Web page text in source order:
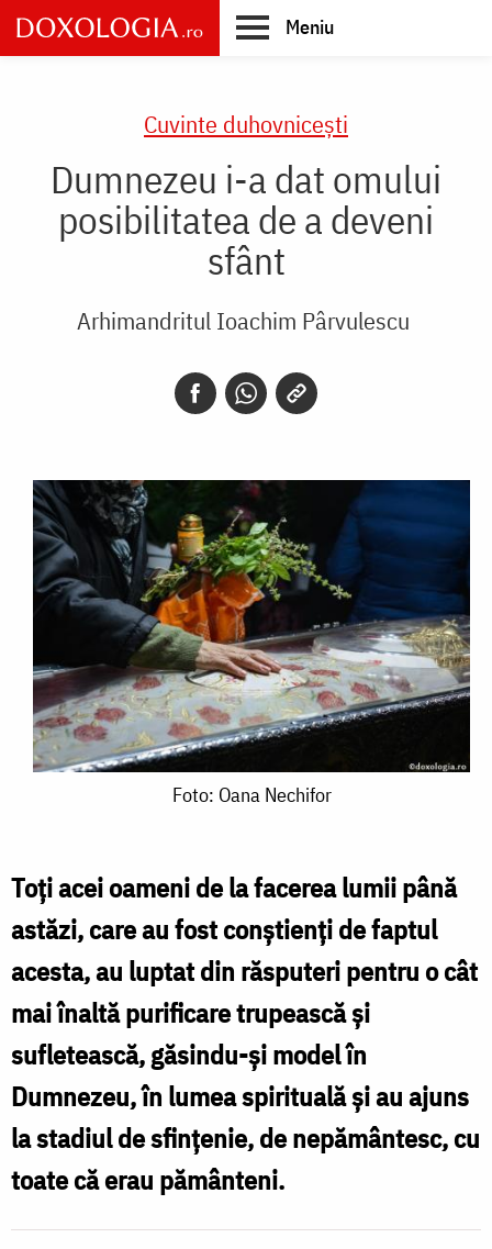
Skip
to
main
Meniu
Cuvinte duhovnicești
Dumnezeu i-a dat omului
posibilitatea de a deveni
sfânt
Arhimandritul Ioachim Pârvulescu
Foto: Oana Nechifor
Toți acei oameni de la facerea lumii până
astăzi, care au fost conștienți de faptul
acesta, au luptat din răsputeri pentru o cât
mai înaltă purificare trupească și
sufletească, găsindu-și model în
Dumnezeu, în lumea spirituală și au ajuns
la stadiul de sfințenie, de nepământesc, cu
toate că erau pământeni.